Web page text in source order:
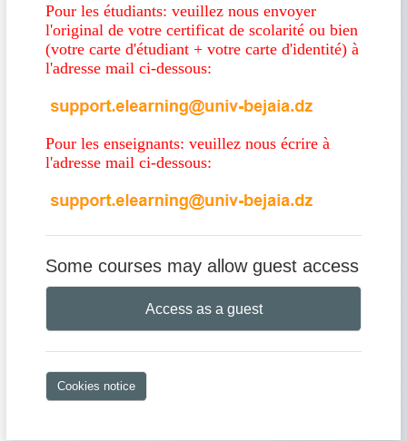
Pour les étudiants: veuillez nous envoyer
l'original de votre certificat de scolarité ou bien
(votre carte d'étudiant + votre carte d'identité) à
l'adresse mail ci-dessous:
Pour les enseignants: veuillez nous écrire à
l'adresse mail ci-dessous:
Some courses may allow guest access
Access as a guest
Cookies notice